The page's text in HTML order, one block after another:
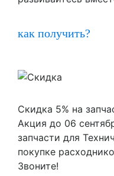
как получить?
Скидка 5% на
Акция до 06
запчасти для
покупке
Звоните!